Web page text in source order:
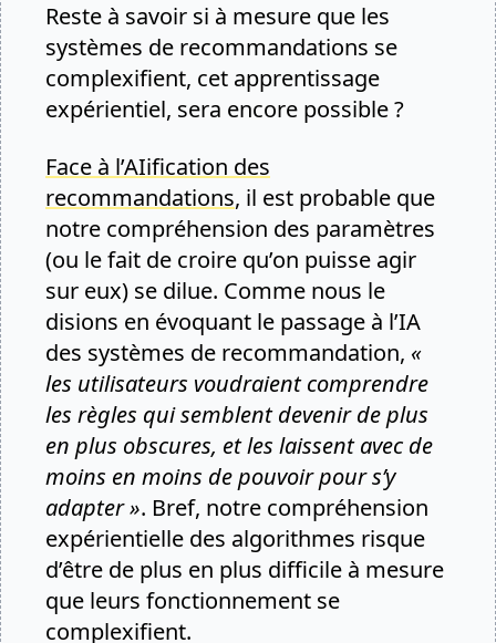
Reste à savoir si à mesure que les
systèmes de recommandations se
complexifient, cet apprentissage
expérientiel, sera encore possible ?
Face à l’AIification des
recommandations, il est probable que
notre compréhension des paramètres
(ou le fait de croire qu’on puisse agir
sur eux) se dilue. Comme nous le
disions en évoquant le passage à l’IA
des systèmes de recommandation, «
les utilisateurs voudraient comprendre
les règles qui semblent devenir de plus
en plus obscures, et les laissent avec de
moins en moins de pouvoir pour s’y
adapter ». Bref, notre compréhension
expérientielle des algorithmes risque
d’être de plus en plus difficile à mesure
que leurs fonctionnement se
complexifient.